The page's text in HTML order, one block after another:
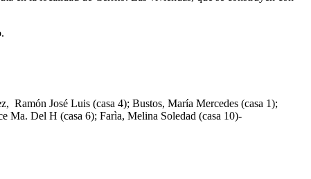
Ramón José Luis (casa 4); Bustos, María Mercedes (casa 1);
Ma. Del H (casa 6); Farìa, Melina Soledad (casa 10)-